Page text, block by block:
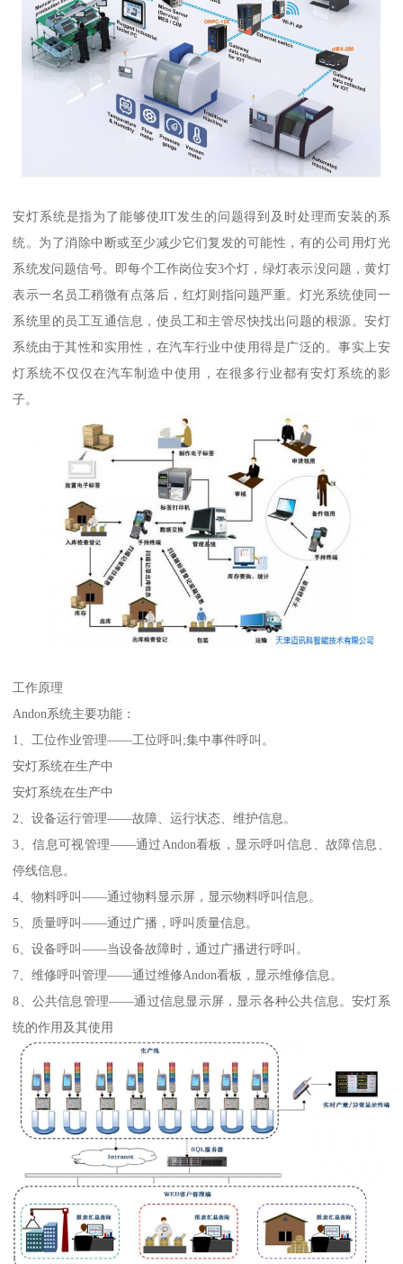
安灯系统是指为了能够使JIT发生的问题得到及时处理而安装的系
统。为了消除中断或至少减少它们复发的可能性，有的公司用灯光
系统发问题信号。即每个工作岗位安3个灯，绿灯表示没问题，黄灯
表示一名员工稍微有点落后，红灯则指问题严重。灯光系统使同一
系统里的员工互通信息，使员工和主管尽快找出问题的根源。安灯
系统由于其性和实用性，在汽车行业中使用得是广泛的。事实上安
灯系统不仅仅在汽车制造中使用，在很多行业都有安灯系统的影
子。
工作原理
Andon系统主要功能：
1、工位作业管理——工位呼叫;集中事件呼叫。
安灯系统在生产中
安灯系统在生产中
2、设备运行管理——故障、运行状态、维护信息。
3、信息可视管理——通过Andon看板，显示呼叫信息、故障信息、
停线信息。
4、物料呼叫——通过物料显示屏，显示物料呼叫信息。
5、质量呼叫——通过广播，呼叫质量信息。
6、设备呼叫——当设备故障时，通过广播进行呼叫。
7、维修呼叫管理——通过维修Andon看板，显示维修信息。
8、公共信息管理——通过信息显示屏，显示各种公共信息。安灯系
统的作用及其使用